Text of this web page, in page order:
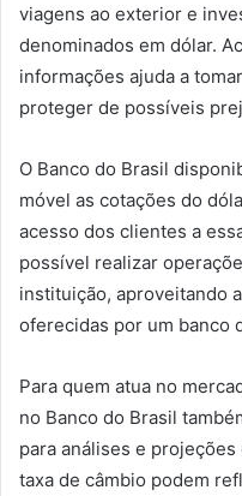
viagens ao exterior e
denominados em dólar.
informações ajuda a
proteger de possíveis
O Banco do Brasil
móvel as cotações do
acesso dos clientes a
possível realizar
instituição, aproveitando
oferecidas por um banco
Para quem atua no
no Banco do Brasil
para análises e
taxa de câmbio podem